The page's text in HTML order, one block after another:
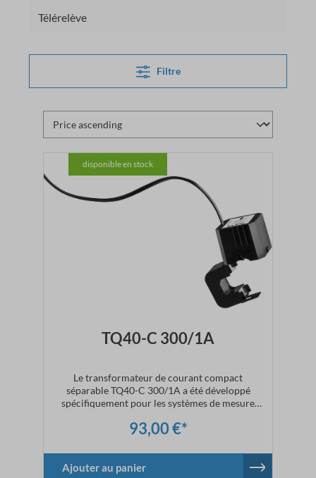
Télérelève
Filtre
disponible en stock
TQ40-C 300/1A
Le transformateur de courant compact
séparable TQ40-C 300/1A a été développé
spécifiquement pour les systèmes de mesure
chromocodés couleur sont attachés sur le
(IEC60044-1) est adaptée pour des mesures
précises.La charge du transformateur de courant est
93,00 €*
Ajouter au panier